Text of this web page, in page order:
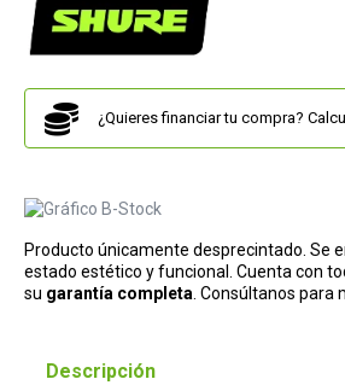
¿Quieres financiar tu compra?
Producto únicamente desprecintado. Se
estado estético y funcional. Cuenta con
su garantía completa . Consúltanos para
Descripción